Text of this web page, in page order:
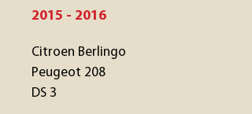
2015 - 2016
Citroen Berlingo
Peugeot 208
DS 3